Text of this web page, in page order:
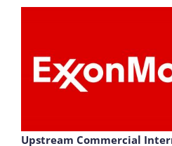
Upstream Commercial